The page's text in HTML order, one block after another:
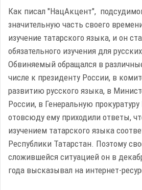
Как писал "НацАкцент",
значительную часть своего
изучение татарского языка, и он
обязательного изучения для
Обвиняемый обращался в
числе к президенту России, в
развитию русского языка, в
России, в Генеральную
отовсюду ему приходили ответы,
изучением татарского языка
Республики Татарстан. Поэтому
сложившейся ситуацией он в
года высказывал на интернет-